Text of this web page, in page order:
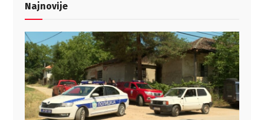
Najnovije